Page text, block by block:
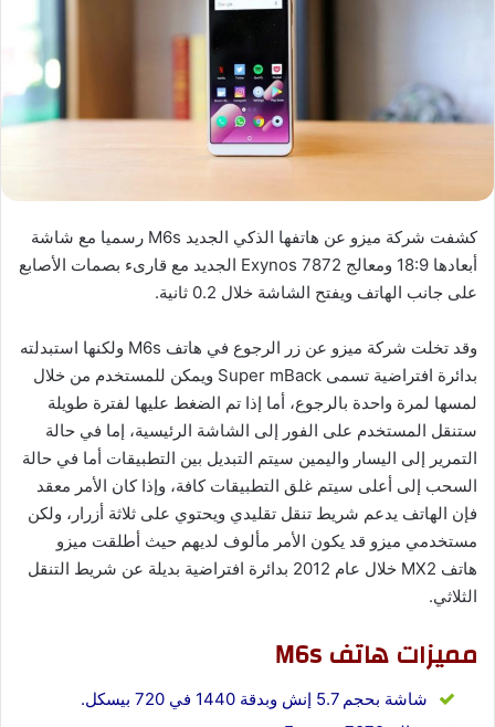
كشفت شركة ميزو عن هاتفها الذكي الجديد M6s رسميا مع شاشة
أبعادها 18:9 ومعالج Exynos 7872 الجديد مع قارىء بصمات الأصابع
على جانب الهاتف ويفتح الشاشة خلال 0.2 ثانية.
وقد تخلت شركة ميزو عن زر الرجوع في هاتف M6s ولكنها استبدلته
بدائرة افتراضية تسمى Super mBack ويمكن للمستخدم من خلال
لمسها لمرة واحدة بالرجوع، أما إذا تم الضغط عليها لفترة طويلة
ستنقل المستخدم على الفور إلى الشاشة الرئيسية، إما في حالة
التمرير إلى اليسار واليمين سيتم التبديل بين التطبيقات أما في حالة
السحب إلى أعلى سيتم غلق التطبيقات كافة، وإذا كان الأمر معقد
فإن الهاتف يدعم شريط تنقل تقليدي ويحتوي على ثلاثة أزرار، ولكن
مستخدمي ميزو قد يكون الأمر مألوف لديهم حيث أطلقت ميزو
هاتف MX2 خلال عام 2012 بدائرة افتراضية بديلة عن شريط التنقل
الثلاثي.
مميزات هاتف M6s
شاشة بحجم 5.7 إنش وبدقة 1440 في 720 بيسكل.